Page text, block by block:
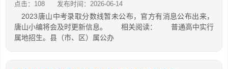
点击：108 发布时间：2026-06-14
2023唐山中考录取分数线暂未公布，官方有消息公布出来，
唐山小编将会及时更新信息。 相关阅读： 普通高中实行
属地招生。县（市、区）属公办